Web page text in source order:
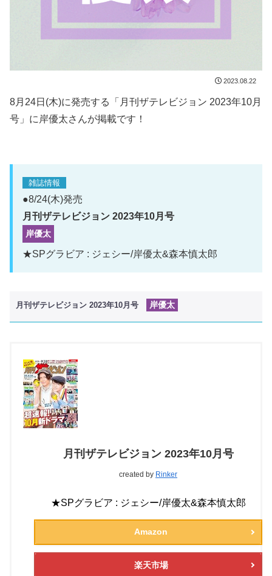
2023.08.22
8月24日(木)に発売する「月刊ザテレビジョン 2023年10月
号」に岸優太さんが掲載です！
雑誌情報
●8/24(木)発売
月刊ザテレビジョン 2023年10月号
岸優太
★SPグラビア : ジェシー/岸優太&森本慎太郎
月刊ザテレビジョン 2023年10月号 岸優太
月刊ザテレビジョン 2023年10月号
created by Rinker
★SPグラビア : ジェシー/岸優太&森本慎太郎
Amazon
楽天市場